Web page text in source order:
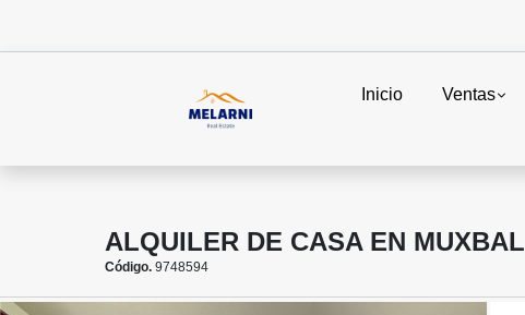
Inicio Ventas
ALQUILER DE CASA EN MUXBAL
Código. 9748594